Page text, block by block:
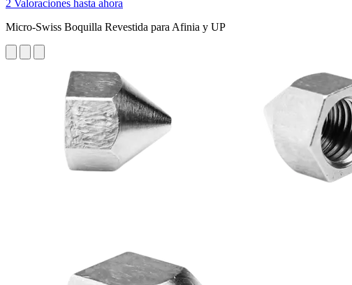
2 Valoraciones hasta ahora
Micro-Swiss Boquilla Revestida para Afinia y UP